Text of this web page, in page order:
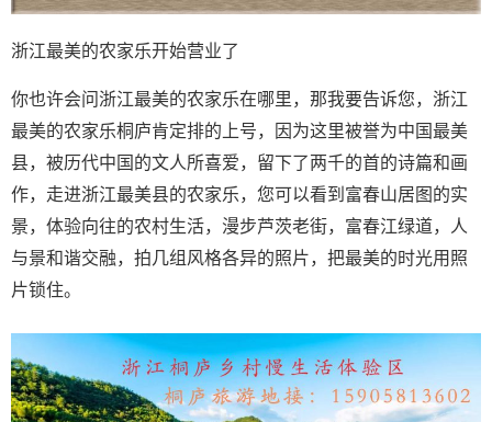
浙江最美的农家乐开始营业了
你也许会问浙江最美的农家乐在哪里，那我要告诉您，浙江
最美的农家乐桐庐肯定排的上号，因为这里被誉为中国最美
县，被历代中国的文人所喜爱，留下了两千的首的诗篇和画
作，走进浙江最美县的农家乐，您可以看到富春山居图的实
景，体验向往的农村生活，漫步芦茨老街，富春江绿道，人
与景和谐交融，拍几组风格各异的照片，把最美的时光用照
片锁住。